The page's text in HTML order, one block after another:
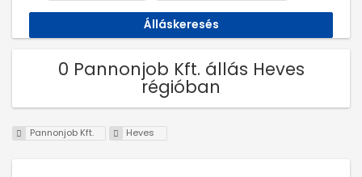
0 Pannonjob Kft. állás Heves
régióban
Pannonjob Kft. Heves